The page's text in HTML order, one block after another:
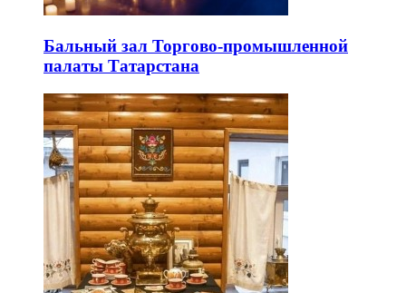
Бальный зал Торгово-промышленной
палаты Татарстана